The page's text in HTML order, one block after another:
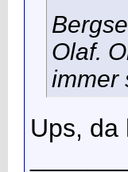
Olaf.
immer
Ups, da